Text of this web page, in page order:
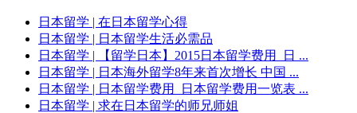
日本留学 | 在日本留学心得
日本留学 | 日本留学生活必需品
日本留学 | 【留学日本】2015日本留学费用_日 ...
日本留学 | 日本海外留学8年来首次增长 中国 ...
日本留学 | 日本留学费用_日本留学费用一览表 ...
日本留学 | 求在日本留学的师兄师姐